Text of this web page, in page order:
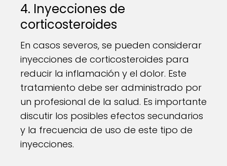
4. Inyecciones de
corticosteroides
En casos severos, se pueden considerar
inyecciones de corticosteroides para
reducir la inflamación y el dolor. Este
tratamiento debe ser administrado por
un profesional de la salud. Es importante
discutir los posibles efectos secundarios
y la frecuencia de uso de este tipo de
inyecciones.